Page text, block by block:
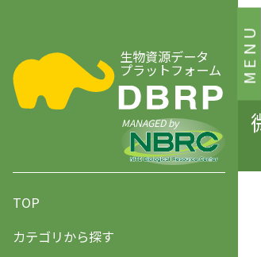
MENU
生物資源データ
プラットフォーム
MANAGED by
TOP
カテゴリから探す